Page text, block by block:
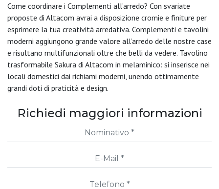
Come coordinare i Complementi all’arredo? Con svariate
proposte di Altacom avrai a disposizione cromie e finiture per
esprimere la tua creatività arredativa. Complementi e tavolini
moderni aggiungono grande valore all’arredo delle nostre case
e risultano multifunzionali oltre che belli da vedere. Tavolino
trasformabile Sakura di Altacom in melaminico: si inserisce nei
locali domestici dai richiami moderni, unendo ottimamente
grandi doti di praticità e design.
Richiedi maggiori informazioni